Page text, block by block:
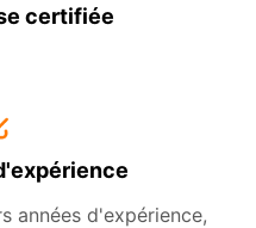
certifiée
années d'expérience,